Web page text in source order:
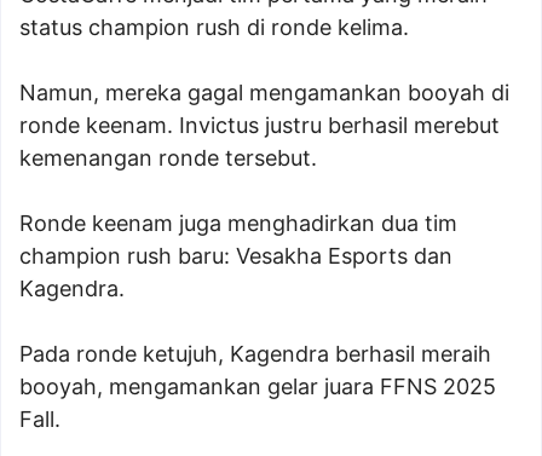
status champion rush di ronde kelima.
Namun, mereka gagal mengamankan booyah di
ronde keenam. Invictus justru berhasil merebut
kemenangan ronde tersebut.
Ronde keenam juga menghadirkan dua tim
champion rush baru: Vesakha Esports dan
Kagendra.
Pada ronde ketujuh, Kagendra berhasil meraih
booyah, mengamankan gelar juara FFNS 2025
Fall.